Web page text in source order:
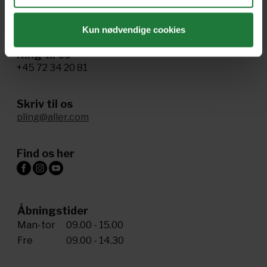
Kun nødvendige cookies
Administrer samtykke
Ring til os
+45 72 34 20 81
Skriv til os
pling@aller.com
Find os her
Åbningstider
Man-tor
09.00 - 15.00
Fre
09.00 - 14.30